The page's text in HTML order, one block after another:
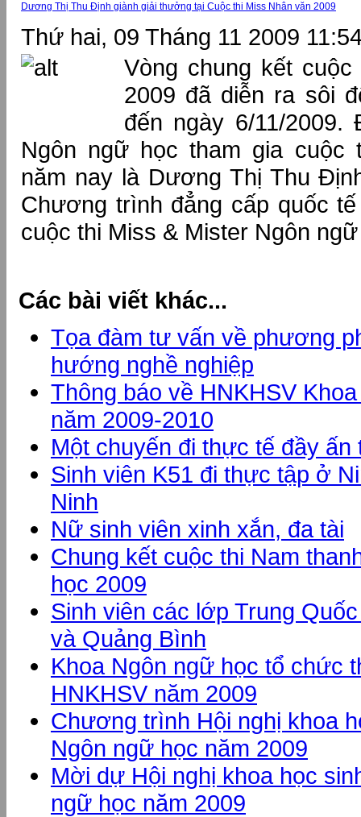
Dương Thị Thu Định giành giải thưởng tại Cuộc thi Miss Nhân văn 2009
Thứ hai, 09 Tháng 11 2009
Vòng chung kết
2009 đã diễn ra sôi
đến ngày 6/11/2009.
Ngôn ngữ học tham gia cuộc
năm nay là Dương Thị Thu
Chương trình đẳng cấp quốc
cuộc thi Miss & Mister Ngôn
Các bài viết khác...
Tọa đàm tư vấn về phương
hướng nghề nghiệp
Thông báo về HNKHSV
năm 2009-2010
Một chuyến đi thực tế đầy
Sinh viên K51 đi thực tập ở
Ninh
Nữ sinh viên xinh xắn, đa tài
Chung kết cuộc thi Nam
học 2009
Sinh viên các lớp Trung
và Quảng Bình
Khoa Ngôn ngữ học tổ chức
HNKHSV năm 2009
Chương trình Hội nghị khoa
Ngôn ngữ học năm 2009
Mời dự Hội nghị khoa học
ngữ học năm 2009